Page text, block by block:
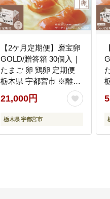
【2ケ月定期便】磨宝卵
GOLD/贈答箱 30個入｜
たまご 卵 鶏卵 定期便
栃木県 宇都宮市 ※離島
への配送不可
21,000円
栃木県 宇都宮市